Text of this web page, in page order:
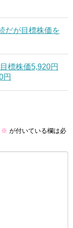
だが目標株価を
標株価5,920円
円
※ が付いている欄は必